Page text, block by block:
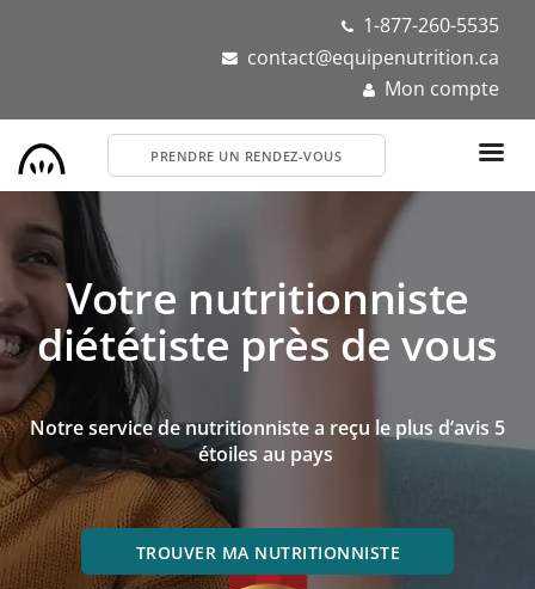
1-877-260-5535
contact@equipenutrition.ca
Mon compte
PRENDRE UN RENDEZ-VOUS
Votre nutritionniste
diététiste près de vous
Notre service de nutritionniste a reçu le plus d’avis 5
étoiles au pays
TROUVER MA NUTRITIONNISTE